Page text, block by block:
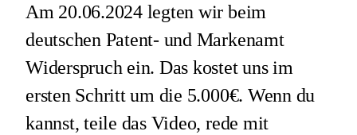
Am 20.06.2024 legten wir beim
deutschen Patent- und Markenamt
Widerspruch ein. Das kostet uns im
ersten Schritt um die 5.000€. Wenn du
kannst, teile das Video, rede mit